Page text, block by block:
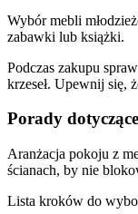
Wybór mebli
zabawki lub książki.
Podczas zakupu
krzeseł. Upewnij się,
Porady
Aranżacja pokoju z
ścianach, by nie
Lista kroków do